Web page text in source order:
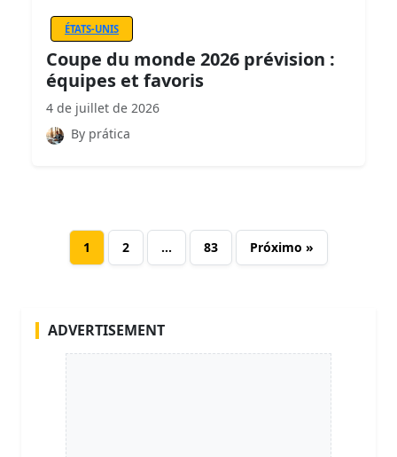
ÉTATS-UNIS
Coupe du monde 2026 prévision :
équipes et favoris
4 de juillet de 2026
By prática
1 2 … 83 Próximo »
ADVERTISEMENT